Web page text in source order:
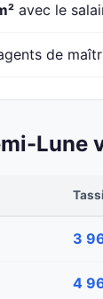
avec le
de
Lune
3
4